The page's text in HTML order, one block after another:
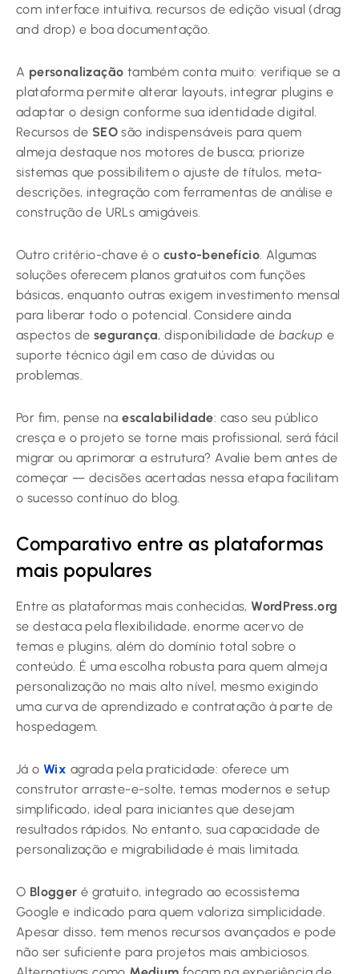
com interface intuitiva, recursos de edição visual (drag
and drop) e boa documentação.
A personalização também conta muito: verifique se a
plataforma permite alterar layouts, integrar plugins e
adaptar o design conforme sua identidade digital.
Recursos de SEO são indispensáveis para quem
almeja destaque nos motores de busca; priorize
sistemas que possibilitem o ajuste de títulos, meta-
descrições, integração com ferramentas de análise e
construção de URLs amigáveis.
Outro critério-chave é o custo-benefício . Algumas
soluções oferecem planos gratuitos com funções
básicas, enquanto outras exigem investimento mensal
para liberar todo o potencial. Considere ainda
aspectos de segurança, disponibilidade de backup e
suporte técnico ágil em caso de dúvidas ou
problemas.
Por fim, pense naescalabilidade: caso seu público
cresça e o projeto se torne mais profissional, será fácil
migrar ou aprimorar a estrutura? Avalie bem antes de
começar — decisões acertadas nessa etapa facilitam
o sucesso contínuo do blog.
Comparativo entre as plataformas
mais populares
Entre as plataformas mais conhecidas,WordPress.org
se destaca pela flexibilidade, enorme acervo de
temas e plugins, além do domínio total sobre o
conteúdo. É uma escolha robusta para quem almeja
personalização no mais alto nível, mesmo exigindo
uma curva de aprendizado e contratação à parte de
hospedagem.
Já o Wix agrada pela praticidade: oferece um
construtor arraste-e-solte, temas modernos e setup
simplificado, ideal para iniciantes que desejam
resultados rápidos. No entanto, sua capacidade de
personalização e migrabilidade é mais limitada.
O Blogger é gratuito, integrado ao ecossistema
Google e indicado para quem valoriza simplicidade.
Apesar disso, tem menos recursos avançados e pode
não ser suficiente para projetos mais ambiciosos.